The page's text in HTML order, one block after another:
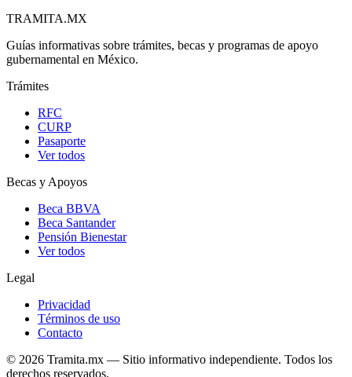
TRAMITA.MX
Guías informativas sobre trámites, becas y programas de apoyo
gubernamental en México.
Trámites
RFC
CURP
Pasaporte
Ver todos
Becas y Apoyos
Beca BBVA
Beca Santander
Pensión Bienestar
Ver todos
Legal
Privacidad
Términos de uso
Contacto
© 2026 Tramita.mx — Sitio informativo independiente. Todos los
derechos reservados.